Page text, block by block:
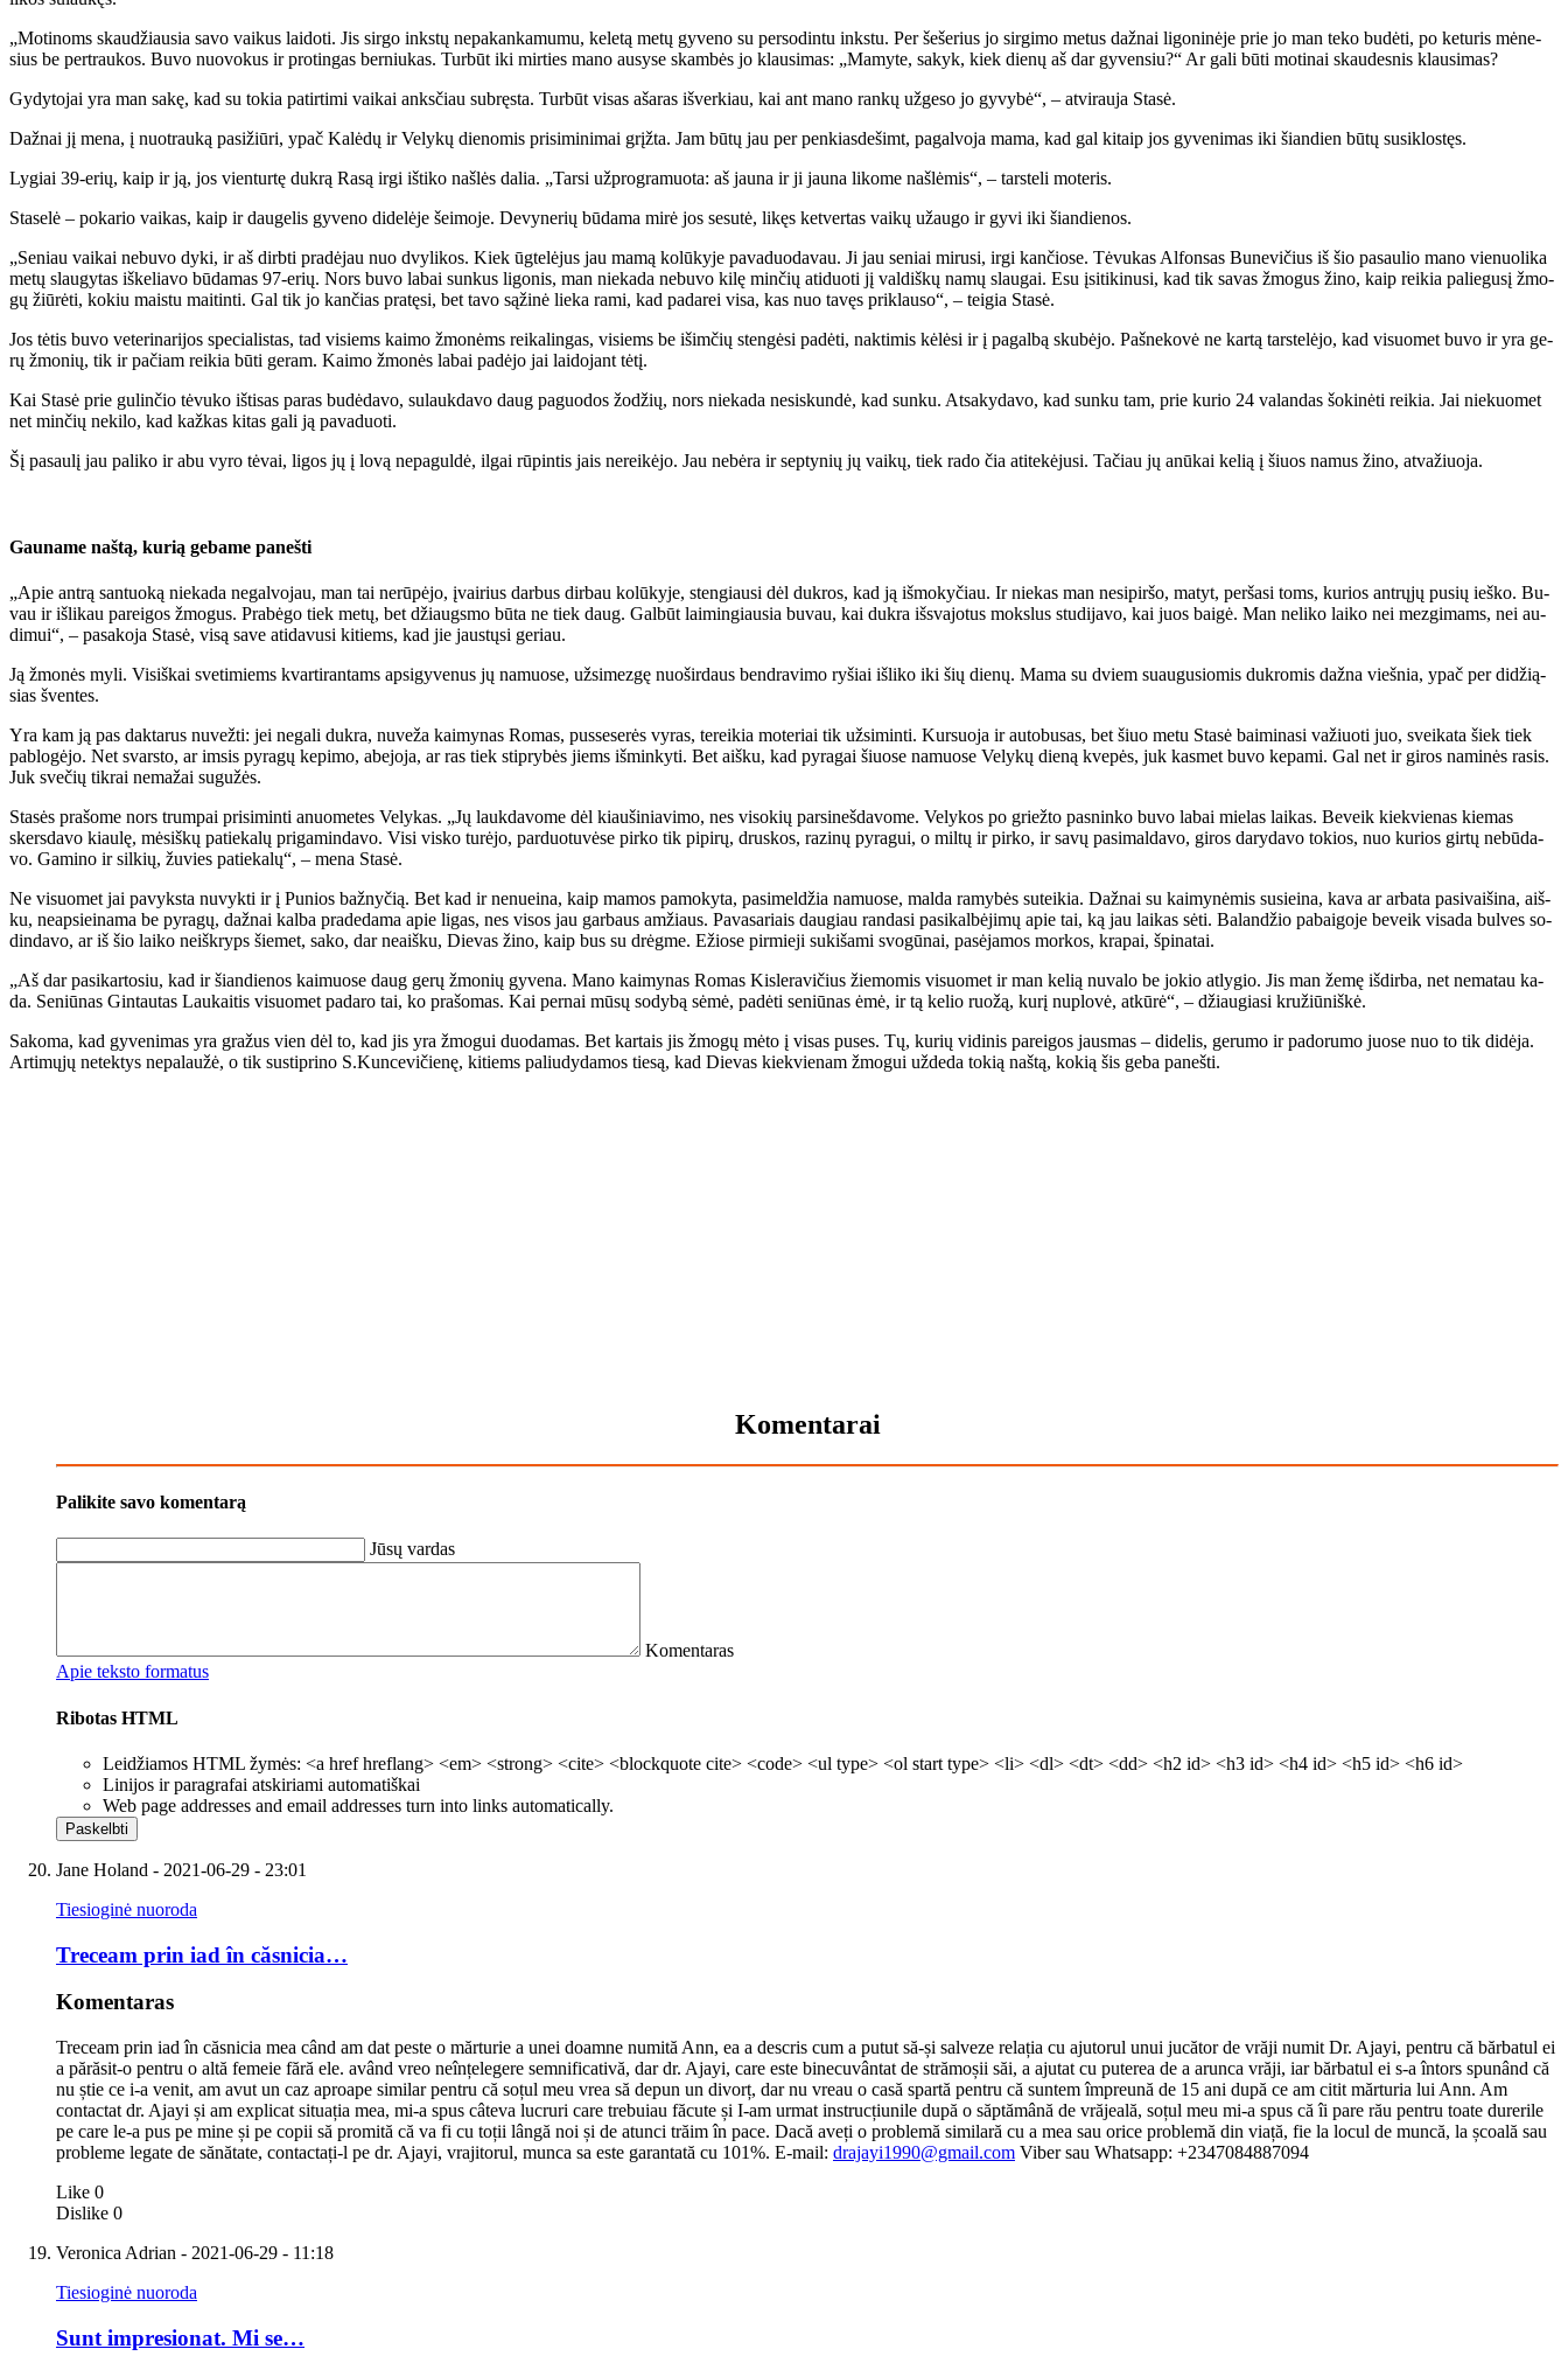
„Mo­ti­noms skau­džiau­sia sa­vo vai­kus lai­do­ti. Jis sir­go inks­tų ne­pa­kan­ka­mu­mu, ke­le­tą me­tų gy­ve­no su per­so­din­tu inks­tu. Per še­še­rius jo sir­gi­mo me­tus daž­nai li­go­ni­nė­je prie jo man te­ko bu­dė­ti, po ke­tu­ris mė­ne­
sius be per­trau­kos. Bu­vo nuo­vo­kus ir pro­tin­gas ber­niu­kas. Tur­būt iki mir­ties ma­no au­sy­se skam­bės jo klau­si­mas: „Ma­my­te, sa­kyk, kiek die­nų aš dar gy­ven­siu?“ Ar ga­li bū­ti mo­ti­nai skau­des­nis klau­si­mas?
Gy­dy­to­jai yra man sa­kę, kad su to­kia pa­tir­ti­mi vai­kai anks­čiau su­bręs­ta. Tur­būt vi­sas aša­ras iš­ver­kiau, kai ant ma­no ran­kų už­ge­so jo gy­vy­bė“, – at­vi­rau­ja Sta­sė.
Daž­nai jį me­na, į nuo­trau­ką pa­si­žiū­ri, ypač Ka­lė­dų ir Ve­ly­kų die­no­mis pri­si­mi­ni­mai grįž­ta. Jam bū­tų jau per pen­kias­de­šimt, pa­gal­vo­ja ma­ma, kad gal ki­taip jos gy­ve­ni­mas iki šian­dien bū­tų su­si­klos­tęs.
Ly­giai 39-erių, kaip ir ją, jos vien­tur­tę duk­rą Ra­są ir­gi iš­ti­ko naš­lės da­lia. „Tar­si už­prog­ra­muo­ta: aš jau­na ir ji jau­na li­ko­me naš­lė­mis“, – tars­te­li mo­te­ris.
Sta­se­lė – po­ka­rio vai­kas, kaip ir dau­ge­lis gy­ve­no di­de­lė­je šei­mo­je. De­vy­ne­rių bū­da­ma mi­rė jos se­su­tė, li­kęs ket­ver­tas vai­kų už­au­go ir gy­vi iki šian­die­nos.
„Se­niau vai­kai ne­bu­vo dy­ki, ir aš dirb­ti pra­dė­jau nuo dvy­li­kos. Kiek ūg­te­lė­jus jau ma­mą ko­lū­ky­je pa­va­duo­da­vau. Ji jau se­niai mi­ru­si, ir­gi kan­čio­se. Tė­vu­kas Al­fon­sas Bu­ne­vi­čius iš šio pa­sau­lio ma­no vie­nuo­li­ka
me­tų slau­gy­tas iš­ke­lia­vo bū­da­mas 97-erių. Nors bu­vo la­bai sun­kus li­go­nis, man nie­ka­da ne­bu­vo ki­lę min­čių ati­duo­ti jį val­diš­kų na­mų slau­gai. Esu įsi­ti­ki­nu­si, kad tik sa­vas žmo­gus ži­no, kaip rei­kia pa­lie­gu­sį žmo­
gų žiū­rė­ti, ko­kiu mais­tu mai­tin­ti. Gal tik jo kan­čias pra­tę­si, bet ta­vo są­ži­nė lie­ka ra­mi, kad pa­da­rei vi­sa, kas nuo ta­vęs pri­klau­so“, – tei­gia Sta­sė.
Jos tė­tis bu­vo ve­te­ri­na­ri­jos spe­cia­lis­tas, tad vi­siems kai­mo žmo­nėms rei­ka­lin­gas, vi­siems be iš­im­čių sten­gė­si pa­dė­ti, nak­ti­mis kė­lė­si ir į pa­gal­bą sku­bė­jo. Pa­šne­ko­vė ne kar­tą tars­te­lė­jo, kad vi­suo­met bu­vo ir yra ge­
rų žmo­nių, tik ir pa­čiam rei­kia bū­ti ge­ram. Kai­mo žmo­nės la­bai pa­dė­jo jai lai­do­jant tė­tį.
Kai Sta­sė prie gu­lin­čio tė­vu­ko iš­ti­sas pa­ras bu­dė­da­vo, su­lauk­da­vo daug pa­guo­dos žo­džių, nors nie­ka­da ne­si­skun­dė, kad sun­ku. At­sa­ky­da­vo, kad sun­ku tam, prie ku­rio 24 va­lan­das šo­ki­nė­ti rei­kia. Jai nie­kuo­met
net min­čių ne­ki­lo, kad kaž­kas ki­tas ga­li ją pa­va­duo­ti.
Šį pa­sau­lį jau pa­li­ko ir abu vy­ro tė­vai, li­gos jų į lo­vą ne­pa­gul­dė, il­gai rū­pin­tis jais ne­rei­kė­jo. Jau ne­bė­ra ir sep­ty­nių jų vai­kų, tiek ra­do čia ati­te­kė­ju­si. Ta­čiau jų anū­kai ke­lią į šiuos na­mus ži­no, at­va­žiuo­ja.
Gau­na­me naš­tą, ku­rią ge­ba­me pa­neš­ti
„Apie an­trą san­tuo­ką nie­ka­da ne­gal­vo­jau, man tai ne­rū­pė­jo, įvai­rius dar­bus dir­bau ko­lū­ky­je, sten­giau­si dėl duk­ros, kad ją iš­mo­ky­čiau. Ir nie­kas man ne­si­pir­šo, ma­tyt, per­ša­si toms, ku­rios ant­rų­jų pu­sių ieš­ko. Bu­
vau ir iš­li­kau pa­rei­gos žmo­gus. Pra­bė­go tiek me­tų, bet džiaugs­mo bū­ta ne tiek daug. Gal­būt lai­min­giau­sia bu­vau, kai duk­ra iš­sva­jo­tus moks­lus stu­di­ja­vo, kai juos bai­gė. Man ne­li­ko lai­ko nei mez­gi­mams, nei au­
di­mui“, – pa­sa­ko­ja Sta­sė, vi­są sa­ve ati­da­vu­si ki­tiems, kad jie jaus­tų­si ge­riau.
Ją žmo­nės my­li. Vi­siš­kai sve­ti­miems kvar­ti­ran­tams ap­si­gy­ve­nus jų na­muo­se, už­si­mez­gę nuo­šir­daus ben­dra­vi­mo ry­šiai iš­li­ko iki šių die­nų. Ma­ma su dviem su­au­gu­sio­mis duk­ro­mis daž­na vieš­nia, ypač per di­dži­ą­
sias šven­tes.
Yra kam ją pas dak­ta­rus nu­vež­ti: jei ne­ga­li duk­ra, nu­ve­ža kai­my­nas Ro­mas, pus­se­se­rės vy­ras, te­rei­kia mo­te­riai tik už­si­min­ti. Kur­suo­ja ir au­to­bu­sas, bet šiuo me­tu Sta­sė bai­mi­na­si va­žiuo­ti juo, svei­ka­ta šiek tiek
pa­blo­gė­jo. Net svars­to, ar im­sis py­ra­gų ke­pi­mo, abe­jo­ja, ar ras tiek stip­ry­bės jiems iš­min­ky­ti. Bet aiš­ku, kad py­ra­gai šiuo­se na­muo­se Ve­ly­kų die­ną kve­pės, juk kas­met bu­vo ke­pa­mi. Gal net ir gi­ros na­mi­nės ra­sis.
Juk sve­čių tik­rai ne­ma­žai su­gu­žės.
Sta­sės pra­šo­me nors trum­pai pri­si­min­ti anuo­me­tes Ve­ly­kas. „Jų lauk­da­vo­me dėl kiau­ši­nia­vi­mo, nes vi­so­kių par­si­neš­da­vo­me. Ve­ly­kos po griež­to pas­nin­ko bu­vo la­bai mie­las lai­kas. Be­veik kiek­vie­nas kie­mas
skers­da­vo kiau­lę, mė­siš­kų pa­tie­ka­lų pri­ga­min­da­vo. Vi­si vis­ko tu­rė­jo, par­duo­tu­vė­se pir­ko tik pi­pi­rų, drus­kos, ra­zi­nų py­ra­gui, o mil­tų ir pir­ko, ir sa­vų pa­si­mal­da­vo, gi­ros da­ry­da­vo to­kios, nuo ku­rios gir­tų ne­bū­da­
vo. Ga­mi­no ir sil­kių, žu­vies pa­tie­ka­lų“, – me­na Sta­sė.
Ne vi­suo­met jai pa­vyks­ta nu­vyk­ti ir į Pu­nios baž­ny­čią. Bet kad ir ne­nu­ei­na, kaip ma­mos pa­mo­ky­ta, pa­si­mel­džia na­muo­se, mal­da ra­my­bės su­tei­kia. Daž­nai su kai­my­nė­mis su­si­ei­na, ka­va ar ar­ba­ta pa­si­vai­ši­na, aiš­
ku, neap­si­ei­na­ma be py­ra­gų, daž­nai kal­ba pra­de­da­ma apie li­gas, nes vi­sos jau gar­baus am­žiaus. Pa­va­sa­riais dau­giau ran­da­si pa­si­kal­bė­ji­mų apie tai, ką jau lai­kas sė­ti. Ba­lan­džio pa­bai­go­je be­veik vi­sa­da bul­ves so­
din­da­vo, ar iš šio lai­ko ne­iš­kryps šie­met, sa­ko, dar ne­aiš­ku, Die­vas ži­no, kaip bus su drėg­me. Ežio­se pir­mie­ji su­ki­ša­mi svo­gū­nai, pa­sė­ja­mos mor­kos, kra­pai, špi­na­tai.
„Aš dar pa­si­kar­to­siu, kad ir šian­die­nos kai­muo­se daug ge­rų žmo­nių gy­ve­na. Ma­no kai­my­nas Ro­mas Kis­le­ra­vi­čius žie­mo­mis vi­suo­met ir man ke­lią nu­va­lo be jo­kio at­ly­gio. Jis man že­mę iš­dir­ba, net ne­ma­tau ka­
da. Se­niū­nas Gin­tau­tas Lau­kai­tis vi­suo­met pa­da­ro tai, ko pra­šo­mas. Kai per­nai mū­sų so­dy­bą sė­mė, pa­dė­ti se­niū­nas ėmė, ir tą ke­lio ruo­žą, ku­rį nu­plo­vė, at­kū­rė“, – džiau­gia­si kru­žiū­niš­kė.
Sa­ko­ma, kad gy­ve­ni­mas yra gra­žus vien dėl to, kad jis yra žmo­gui duo­da­mas. Bet kar­tais jis žmo­gų mė­to į vi­sas pu­ses. Tų, ku­rių vi­di­nis pa­rei­gos jaus­mas – di­de­lis, ge­ru­mo ir pa­do­ru­mo juo­se nuo to tik di­dė­ja.
Ar­ti­mų­jų ne­tek­tys ne­pa­lau­žė, o tik su­stip­ri­no S.Kun­ce­vi­čie­nę, ki­tiems pa­liu­dy­da­mos tie­są, kad Die­vas kiek­vie­nam žmo­gui už­de­da to­kią naš­tą, ko­kią šis ge­ba pa­neš­ti.
Komentarai
Palikite savo komentarą
Jūsų vardas
Komentaras
Apie teksto formatus
Ribotas HTML
Leidžiamos HTML žymės: <a href hreflang> <em> <strong> <cite> <blockquote cite> <code> <ul type> <ol start type> <li> <dl> <dt> <dd> <h2 id> <h3 id> <h4 id> <h5 id> <h6 id>
Linijos ir paragrafai atskiriami automatiškai
Web page addresses and email addresses turn into links automatically.
Jane Holand - 2021-06-29 - 23:01
Tiesioginė nuoroda
Treceam prin iad în căsnicia…
Komentaras
Treceam prin iad în căsnicia mea când am dat peste o mărturie a unei doamne numită Ann, ea a descris cum a putut să-și salveze relația cu ajutorul unui jucător de vrăji numit Dr. Ajayi, pentru că bărbatul ei
a părăsit-o pentru o altă femeie fără ele. având vreo neînțelegere semnificativă, dar dr. Ajayi, care este binecuvântat de strămoșii săi, a ajutat cu puterea de a arunca vrăji, iar bărbatul ei s-a întors spunând că
nu știe ce i-a venit, am avut un caz aproape similar pentru că soțul meu vrea să depun un divorț, dar nu vreau o casă spartă pentru că suntem împreună de 15 ani după ce am citit mărturia lui Ann. Am
contactat dr. Ajayi și am explicat situația mea, mi-a spus câteva lucruri care trebuiau făcute și I-am urmat instrucțiunile după o săptămână de vrăjeală, soțul meu mi-a spus că îi pare rău pentru toate durerile
pe care le-a pus pe mine și pe copii să promită că va fi cu toții lângă noi și de atunci trăim în pace. Dacă aveți o problemă similară cu a mea sau orice problemă din viață, fie la locul de muncă, la școală sau
probleme legate de sănătate, contactați-l pe dr. Ajayi, vrajitorul, munca sa este garantată cu 101%. E-mail: drajayi1990@gmail.com Viber sau Whatsapp: +2347084887094
Like 0
Dislike 0
Veronica Adrian - 2021-06-29 - 11:18
Tiesioginė nuoroda
Sunt impresionat. Mi se…